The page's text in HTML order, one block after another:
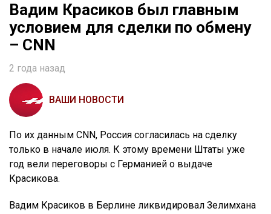
Вадим Красиков был главным
условием для сделки по обмену
– CNN
2 года назад
ВАШИ НОВОСТИ
По их данным CNN, Россия согласилась на сделку
только в начале июля. К этому времени Штаты уже
год вели переговоры с Германией о выдаче
Красикова.
Вадим Красиков в Берлине ликвидировал Зелимхана